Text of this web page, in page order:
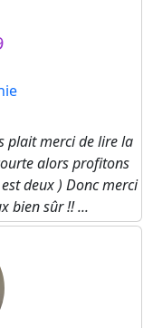
plait merci de lire la
alors profitons
deux ) Donc merci
bien sûr !! ...